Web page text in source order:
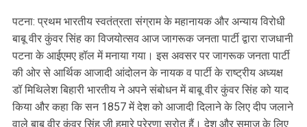
पटना: प्रथम भारतीय स्वतंत्रता संग्राम के महानायक और अन्याय विरोधी
बाबू वीर कुंवर सिंह का विजयोत्सव आज जागरूक जनता पार्टी द्वारा राजधानी
पटना के आईएमए हॉल में मनाया गया। इस अवसर पर जागरूक जनता पार्टी
की ओर से आर्थिक आजादी आंदोलन के नायक व पार्टी के राष्ट्रीय अध्यक्ष
डॉ मिथिलेश बिहारी भारतीय ने अपने संबोधन में बाबू वीर कुंवर सिंह को याद
किया और कहा कि सन 1857 में देश को आजादी दिलाने के लिए दीप जलाने
वाले बाबू वीर कुंवर सिंह जी हमारे प्रेरणा स्रोत हैं। देश और समाज के लिए